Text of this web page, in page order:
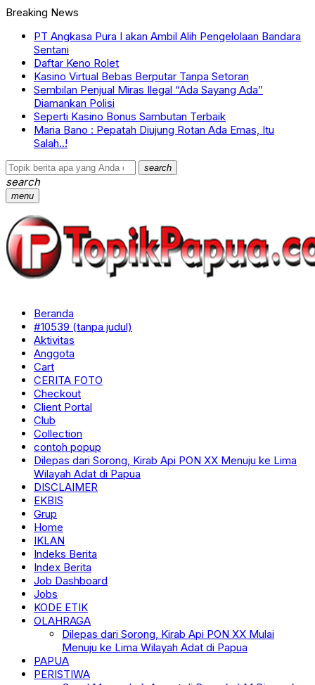
Breaking News
PT Angkasa Pura I akan Ambil Alih Pengelolaan Bandara
Sentani
Daftar Keno Rolet
Kasino Virtual Bebas Berputar Tanpa Setoran
Sembilan Penjual Miras Ilegal “Ada Sayang Ada”
Diamankan Polisi
Seperti Kasino Bonus Sambutan Terbaik
Maria Bano : Pepatah Diujung Rotan Ada Emas, Itu
Salah..!
search
search
menu
Beranda
#10539 (tanpa judul)
Aktivitas
Anggota
Cart
CERITA FOTO
Checkout
Client Portal
Club
Collection
contoh popup
Dilepas dari Sorong, Kirab Api PON XX Menuju ke Lima
Wilayah Adat di Papua
DISCLAIMER
EKBIS
Grup
Home
IKLAN
Indeks Berita
Index Berita
Job Dashboard
Jobs
KODE ETIK
OLAHRAGA
Dilepas dari Sorong, Kirab Api PON XX Mulai
Menuju ke Lima Wilayah Adat di Papua
PAPUA
PERISTIWA